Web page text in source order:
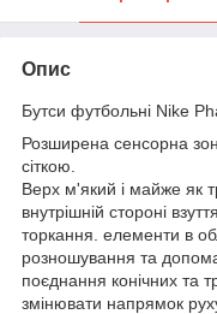
Опис
Бутси футбольні Nike
Розширена сенсорна
сіткою.
Верх м'який і майже як
внутрішній стороні
торкання. елементи в
розношування та
поєднання конічних та
змінювати напрямок